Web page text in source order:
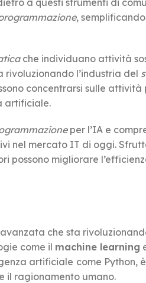
,
che individuano attività
rivoluzionando l’industria del
concentrarsi sulle
artificiale.
per l’IA e
nel mercato IT di oggi.
possono migliorare
che sta
come il machine learning
artificiale come Python,
il ragionamento umano.